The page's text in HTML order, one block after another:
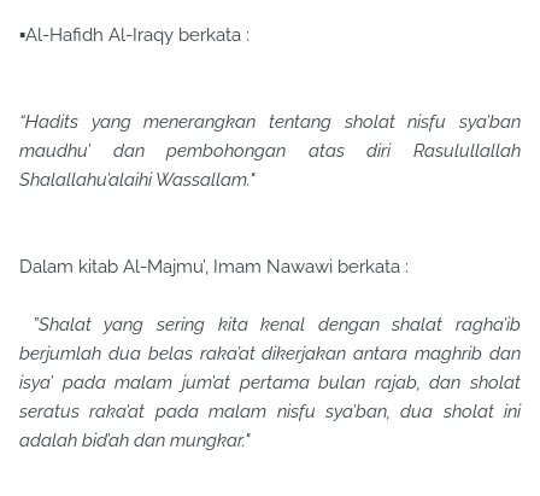
▪Al-Hafidh Al-Iraqy berkata :
“Hadits yang menerangkan tentang sholat nisfu sya’ban
maudhu’ dan pembohongan atas diri Rasulullallah
Shalallahu’alaihi Wassallam."
Dalam kitab Al-Majmu’, Imam Nawawi berkata :
”Shalat yang sering kita kenal dengan shalat ragha’ib
berjumlah dua belas raka’at dikerjakan antara maghrib dan
isya’ pada malam jum’at pertama bulan rajab, dan sholat
seratus raka’at pada malam nisfu sya’ban, dua sholat ini
adalah bid’ah dan mungkar."